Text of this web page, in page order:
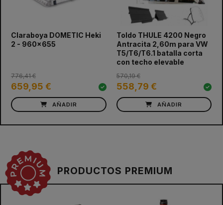
Claraboya DOMETIC Heki
2 - 960x655
659,95 €
776,41 €
AÑADIR
Toldo THULE 4200 Negro
Antracita 2,60m para VW
T5/T6/T6.1 batalla corta
con techo elevable
558,79 €
570,19 €
AÑADIR
prev next
PRODUCTOS PREMIUM